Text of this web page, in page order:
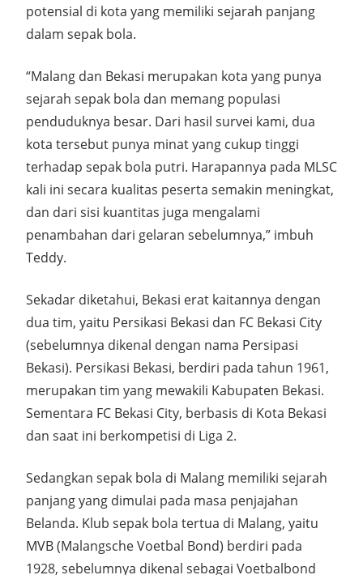
potensial di kota yang memiliki sejarah panjang
dalam sepak bola.
“Malang dan Bekasi merupakan kota yang punya
sejarah sepak bola dan memang populasi
penduduknya besar. Dari hasil survei kami, dua
kota tersebut punya minat yang cukup tinggi
terhadap sepak bola putri. Harapannya pada MLSC
kali ini secara kualitas peserta semakin meningkat,
dan dari sisi kuantitas juga mengalami
penambahan dari gelaran sebelumnya,” imbuh
Teddy.
Sekadar diketahui, Bekasi erat kaitannya dengan
dua tim, yaitu Persikasi Bekasi dan FC Bekasi City
(sebelumnya dikenal dengan nama Persipasi
Bekasi). Persikasi Bekasi, berdiri pada tahun 1961,
merupakan tim yang mewakili Kabupaten Bekasi.
Sementara FC Bekasi City, berbasis di Kota Bekasi
dan saat ini berkompetisi di Liga 2.
Sedangkan sepak bola di Malang memiliki sejarah
panjang yang dimulai pada masa penjajahan
Belanda. Klub sepak bola tertua di Malang, yaitu
MVB (Malangsche Voetbal Bond) berdiri pada
1928, sebelumnya dikenal sebagai Voetbalbond